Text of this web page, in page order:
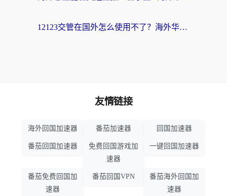
12123交管在国外怎么使用不了？海外华人必看的无缝访问国内资源指南
友情链接
海外回国加速器 番茄加速器 回国加速器
番茄回国加速器
免费回国游戏加
速器
一键回国加速器
番茄免费回国加
速器
番茄回国VPN
番茄海外回国加
速器